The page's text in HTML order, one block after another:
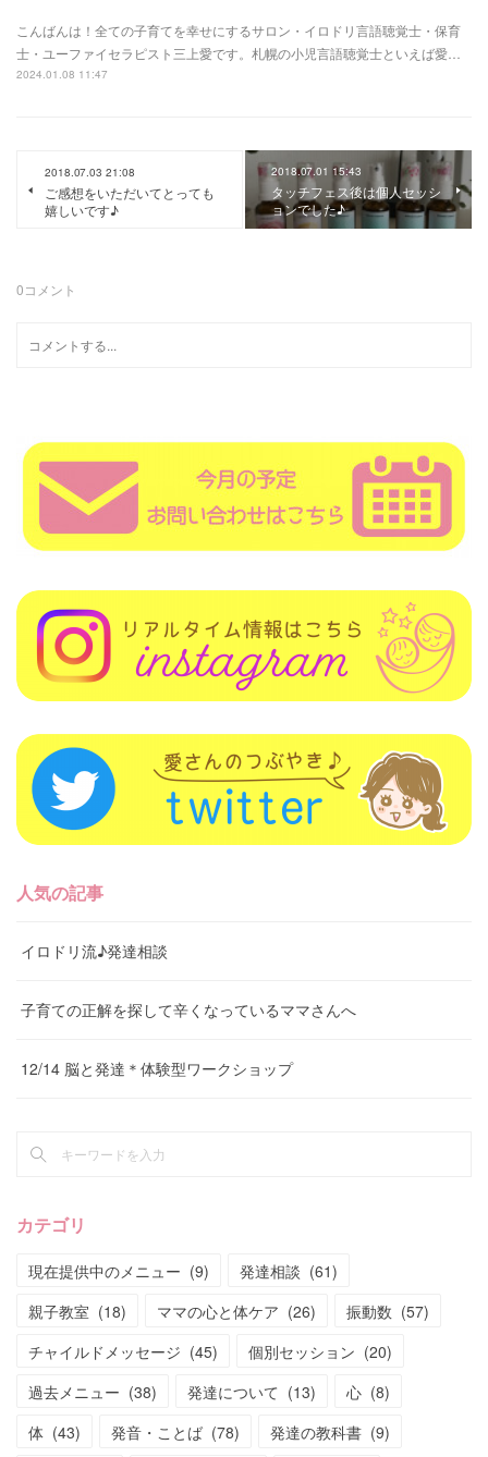
こんばんは！全ての子育てを幸せにするサロン・イロドリ言語聴覚士・保育
士・ユーファイセラピスト三上愛です。札幌の小児言語聴覚士といえば愛…
2024.01.08 11:47
2018.07.03 21:08
ご感想をいただいてとっても
嬉しいです♪
2018.07.01 15:43
タッチフェス後は個人セッシ
ョンでした♪
0コメント
人気の記事
イロドリ流♪発達相談
子育ての正解を探して辛くなっているママさんへ
12/14 脳と発達＊体験型ワークショップ
カテゴリ
現在提供中のメニュー (9) 発達相談 (61)
親子教室 (18) ママの心と体ケア (26) 振動数 (57)
チャイルドメッセージ (45) 個別セッション (20)
過去メニュー (38) 発達について (13) 心 (8)
体 (43) 発音・ことば (78) 発達の教科書 (9)